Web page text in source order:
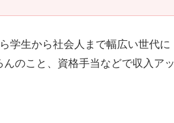
学生から社会人まで幅広い世代に
のこと、資格手当などで収入アッ